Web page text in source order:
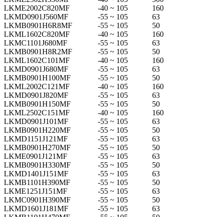
LKME2002C820MF
-40 ~ 105
160
LKMD0901J560MF
-55 ~ 105
63
LKMB0901H6R8MF
-55 ~ 105
50
LKML1602C820MF
-40 ~ 105
160
LKMC1101J680MF
-55 ~ 105
63
LKMB0901H8R2MF
-55 ~ 105
50
LKML1602C101MF
-40 ~ 105
160
LKMD0901J680MF
-55 ~ 105
63
LKMB0901H100MF
-55 ~ 105
50
LKML2002C121MF
-40 ~ 105
160
LKMD0901J820MF
-55 ~ 105
63
LKMB0901H150MF
-55 ~ 105
50
LKML2502C151MF
-40 ~ 105
160
LKMD0901J101MF
-55 ~ 105
63
LKMB0901H220MF
-55 ~ 105
50
LKMD1151J121MF
-55 ~ 105
63
LKMB0901H270MF
-55 ~ 105
50
LKME0901J121MF
-55 ~ 105
63
LKMB0901H330MF
-55 ~ 105
50
LKMD1401J151MF
-55 ~ 105
63
LKMB1101H390MF
-55 ~ 105
50
LKME1251J151MF
-55 ~ 105
63
LKMC0901H390MF
-55 ~ 105
50
LKMD1601J181MF
-55 ~ 105
63